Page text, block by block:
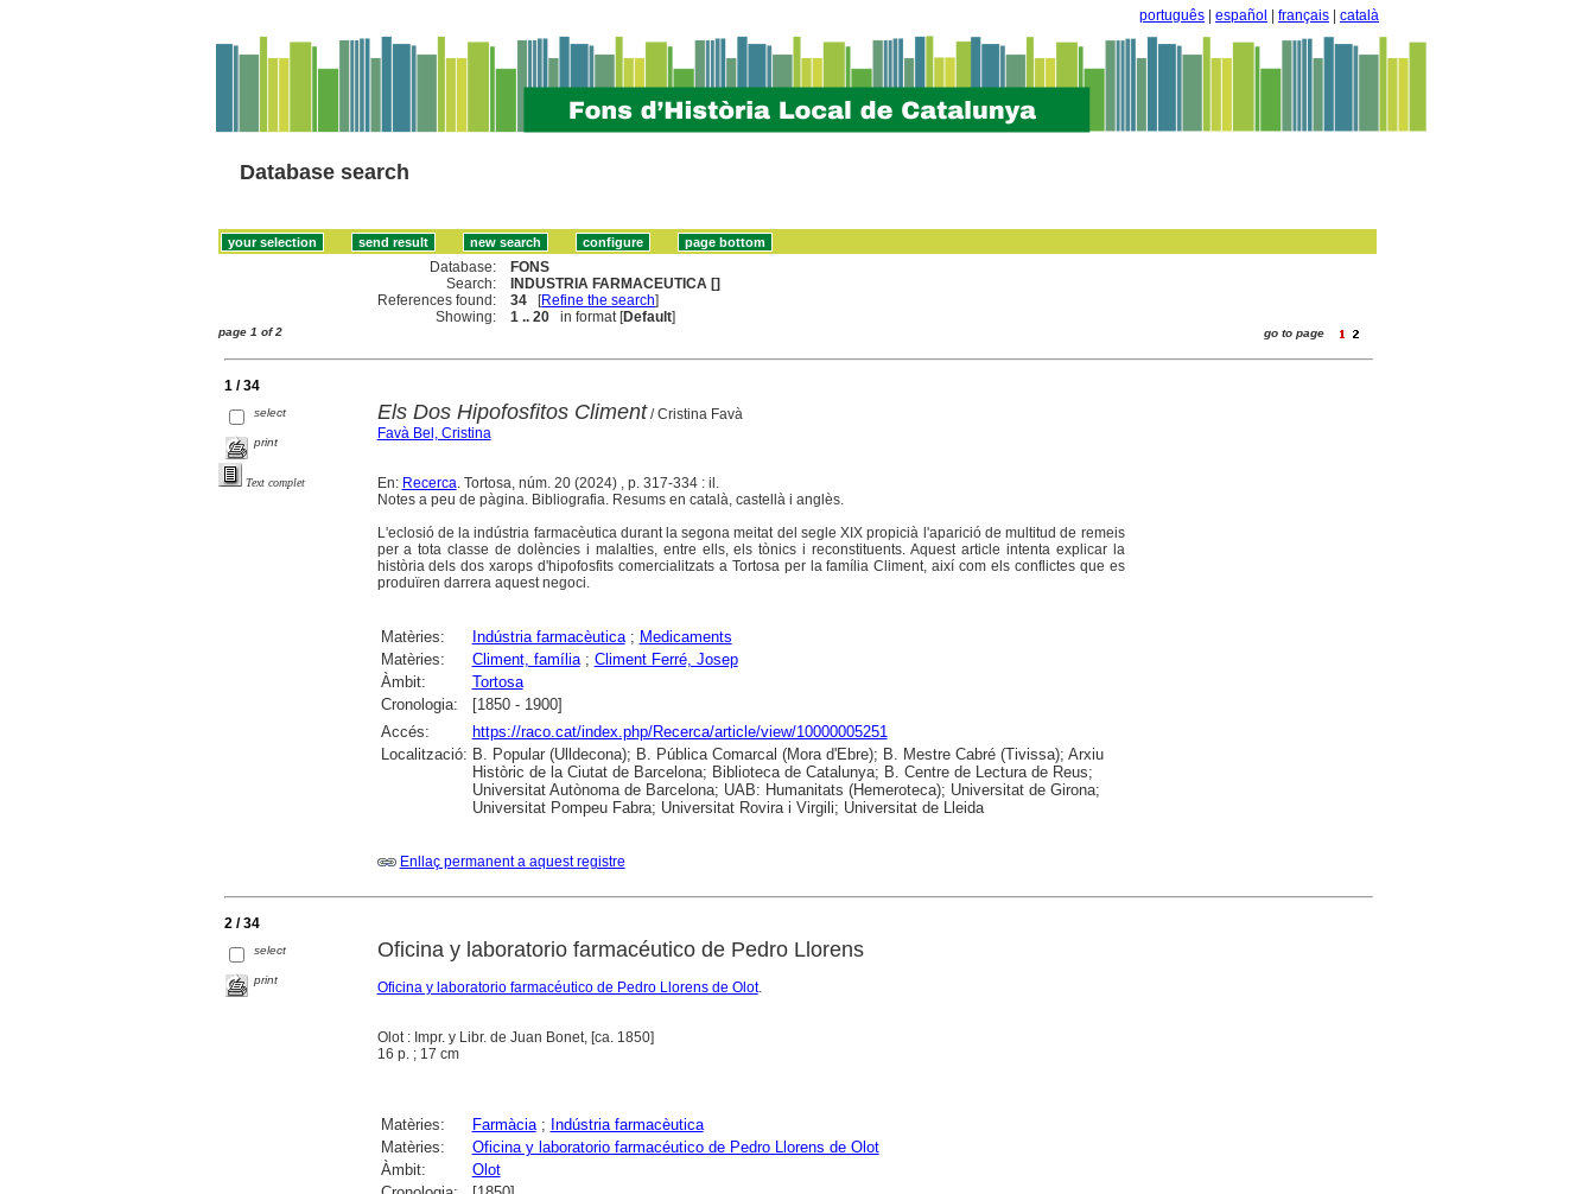
português español français català
Database search
Database:
FONS
Search:
INDUSTRIA FARMACEUTICA []
References found:
34 [Refine the search]
Showing:
1 .. 20 in format [Default]
page 1 of 2 go to page
1 / 34
select
print
Text complet
Els Dos Hipofosfitos Climent/ Cristina Favà
Favà Bel, Cristina
En: Recerca. Tortosa, núm. 20 (2024) , p. 317-334 : il.
Notes a peu de pàgina. Bibliografia. Resums en català, castellà i anglès.
L'eclosió de la indústria farmacèutica durant la segona meitat del segle XIX propicià l'aparició de multitud de remeis
per a tota classe de dolències i malalties, entre ells, els tònics i reconstituents. Aquest article intenta explicar la
història dels dos xarops d'hipofosfits comercialitzats a Tortosa per la família Climent, així com els conflictes que es
produïren darrera aquest negoci.
Matèries: Indústria farmacèutica; Medicaments
Matèries:
Climent, família; Climent Ferré, Josep
Àmbit:
Tortosa
Cronologia:
[1850 - 1900]
Accés:
https://raco.cat/index.php/Recerca/article/view/10000005251
Localització: B. Popular (Ulldecona); B. Pública Comarcal (Mora d'Ebre); B. Mestre Cabré (Tivissa); Arxiu
Històric de la Ciutat de Barcelona; Biblioteca de Catalunya; B. Centre de Lectura de Reus;
Universitat Autònoma de Barcelona; UAB: Humanitats (Hemeroteca); Universitat de Girona;
Universitat Pompeu Fabra; Universitat Rovira i Virgili; Universitat de Lleida
Enllaç permanent a aquest registre
2 / 34
select
print
Oficina y laboratorio farmacéutico de Pedro Llorens
Oficina y laboratorio farmacéutico de Pedro Llorens de Olot.
Olot : Impr. y Libr. de Juan Bonet, [ca. 1850]
16 p. ; 17 cm
Matèries: Farmàcia; Indústria farmacèutica
Matèries:
Oficina y laboratorio farmacéutico de Pedro Llorens de Olot
Àmbit:
Olot